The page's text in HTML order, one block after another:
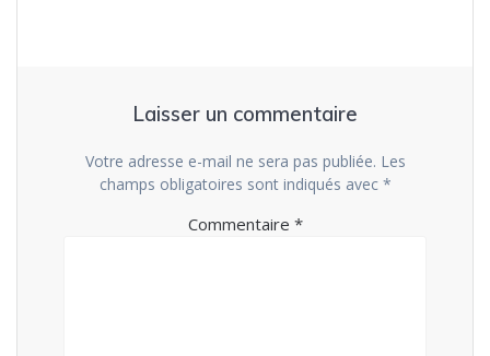
Laisser un commentaire
Votre adresse e-mail ne sera pas publiée. Les
champs obligatoires sont indiqués avec *
Commentaire *